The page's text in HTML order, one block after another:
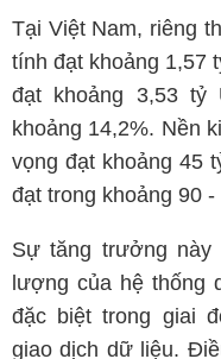
Tại Việt Nam, riêng
tính đạt khoảng 1,57
đạt khoảng 3,53
khoảng 14,2%. Nền
vọng đạt khoảng 45
đạt trong khoảng 90
Sự tăng trưởng này
lượng của hệ thống
đặc biệt trong giai
giao dịch dữ liệu.